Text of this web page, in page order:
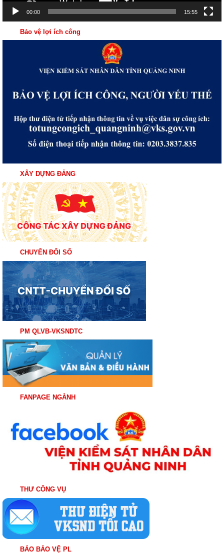
00:00 15:55
Bảo vệ lợi ích công
XÂY DỰNG ĐẢNG
CHUYỂN ĐỔI SỐ
PM QLVB-VKSNDTC
FANPAGE NGÀNH
THƯ CÔNG VỤ
BÁO BẢO VỆ PL